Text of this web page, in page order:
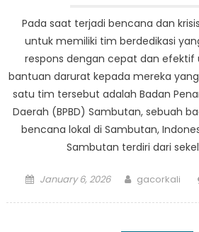
Pada saat terjadi bencana dan
untuk memiliki tim berdedikasi
respons dengan cepat dan efektif
bantuan darurat kepada mereka
satu tim tersebut adalah Badan
Daerah (BPBD) Sambutan, sebuah
bencana lokal di Sambutan,
Sambutan terdiri dari
Posted
January 6, 2026 Author
gacorkali